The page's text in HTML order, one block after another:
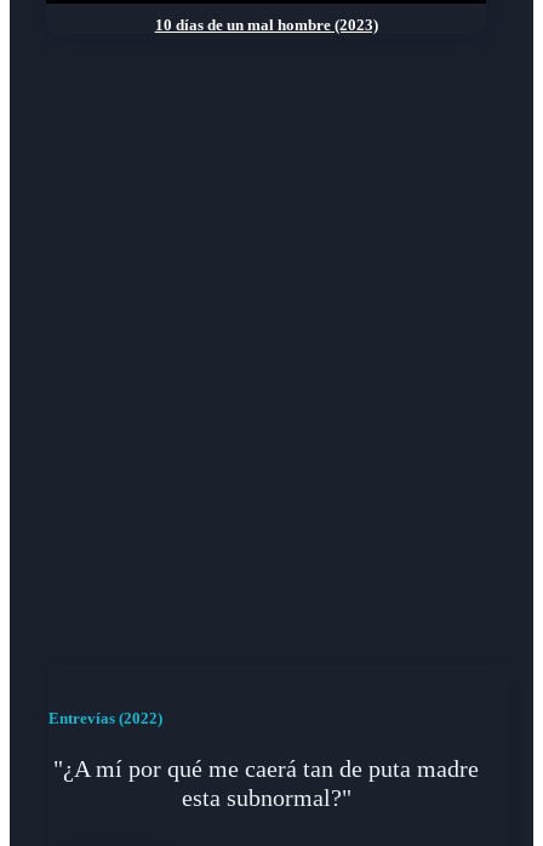
10 días de un mal hombre (2023)
Entrevías (2022)
"¿A mí por qué me caerá tan de puta madre
esta subnormal?"